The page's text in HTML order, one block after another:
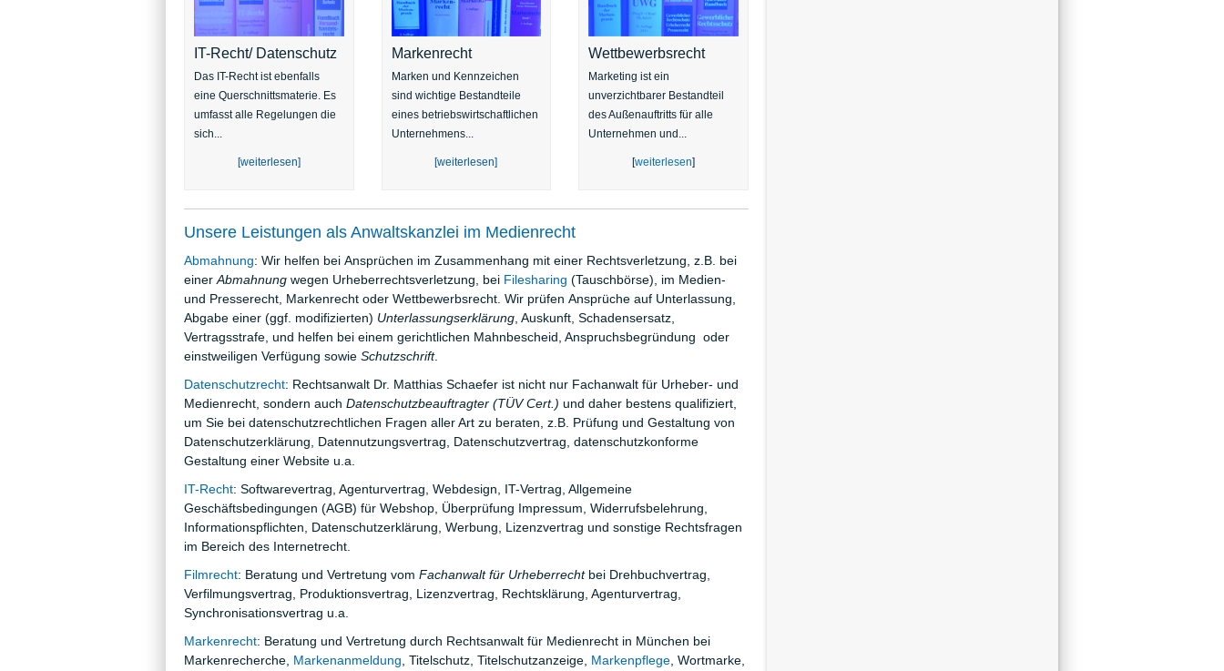
IT-Recht/ Datenschutz
Das IT-Recht ist ebenfalls
eine Querschnittsmaterie. Es
umfasst alle Regelungen die
sich...
[weiterlesen]
Markenrecht
Marken und Kennzeichen
sind wichtige Bestandteile
eines betriebswirtschaftlichen
Unternehmens...
[weiterlesen]
Wettbewerbsrecht
Marketing ist ein
unverzichtbarer Bestandteil
des Außenauftritts für alle
Unternehmen und...
[weiterlesen]
Unsere Leistungen als Anwaltskanzlei im Medienrecht
Abmahnung: Wir helfen bei Ansprüchen im Zusammenhang mit einer Rechtsverletzung, z.B. bei
einerAbmahnung wegen Urheberrechtsverletzung, bei Filesharing (Tauschbörse), im Medien-
und Presserecht, Markenrecht oder Wettbewerbsrecht. Wir prüfen Ansprüche auf Unterlassung,
Abgabe einer (ggf. modifizierten) Unterlassungserklärung, Auskunft, Schadensersatz,
Vertragsstrafe, und helfen bei einem gerichtlichen Mahnbescheid, Anspruchsbegründung oder
einstweiligen Verfügung sowie Schutzschrift.
Datenschutzrecht: Rechtsanwalt Dr. Matthias Schaefer ist nicht nur Fachanwalt für Urheber- und
Medienrecht, sondern auch Datenschutzbeauftragter (TÜV Cert.) und daher bestens qualifiziert,
um Sie bei datenschutzrechtlichen Fragen aller Art zu beraten, z.B. Prüfung und Gestaltung von
Datenschutzerklärung, Datennutzungsvertrag, Datenschutzvertrag, datenschutzkonforme
Gestaltung einer Website u.a.
IT-Recht: Softwarevertrag, Agenturvertrag, Webdesign, IT-Vertrag, Allgemeine
Geschäftsbedingungen (AGB) für Webshop, Überprüfung Impressum, Widerrufsbelehrung,
Informationspflichten, Datenschutzerklärung, Werbung, Lizenzvertrag und sonstige Rechtsfragen
im Bereich des Internetrecht.
Filmrecht: Beratung und Vertretung vom Fachanwalt für Urheberrechtbei Drehbuchvertrag,
Verfilmungsvertrag, Produktionsvertrag, Lizenzvertrag, Rechtsklärung, Agenturvertrag,
Synchronisationsvertrag u.a.
Markenrecht: Beratung und Vertretung durch Rechtsanwalt für Medienrecht in München bei
Markenrecherche, Markenanmeldung, Titelschutz, Titelschutzanzeige, Markenpflege, Wortmarke,